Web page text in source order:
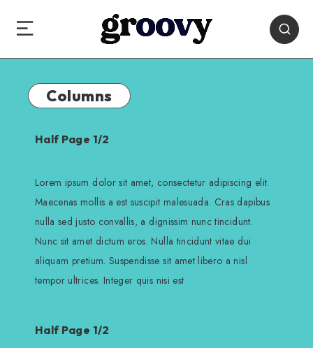
Columns
Half Page 1/2
Lorem ipsum dolor sit amet, consectetur adipiscing elit.
Maecenas mollis a est suscipit malesuada. Cras dapibus
nulla sed justo convallis, a dignissim nunc tincidunt.
Nunc sit amet dictum eros. Nulla tincidunt vitae dui
aliquam pretium. Suspendisse sit amet libero a nisl
tempor ultrices. Integer quis nisi est
Half Page 1/2